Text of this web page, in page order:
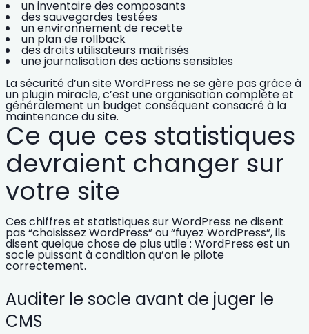
un inventaire des composants
des sauvegardes testées
un environnement de recette
un plan de rollback
des droits utilisateurs maîtrisés
une journalisation des actions sensibles
Lasécurité d’un site WordPress ne se gère pas grâce à
un plugin miracle, c’est une organisation complète et
généralement un budget conséquent consacré à la
maintenance du site.
Ce que ces statistiques
devraient changer sur
votre site
Ces chiffres et statistiques sur WordPress ne disent
pas “choisissez WordPress” ou “fuyez WordPress”, ils
disent quelque chose de plus utile : WordPress est un
socle puissant à condition qu’on le pilote
correctement.
Auditer le socle avant de juger le
CMS